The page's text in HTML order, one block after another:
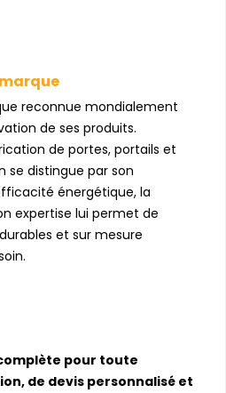
reconnue mondialement
de ses produits.
de portes, portails et
se distingue par son
énergétique, la
expertise lui permet de
et sur mesure
pour toute
de devis personnalisé et